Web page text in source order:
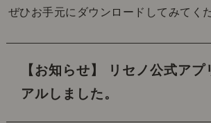
ぜひお手元にダウンロードしてみてく
【お知らせ】 リセノ公式アプ
アルしました。